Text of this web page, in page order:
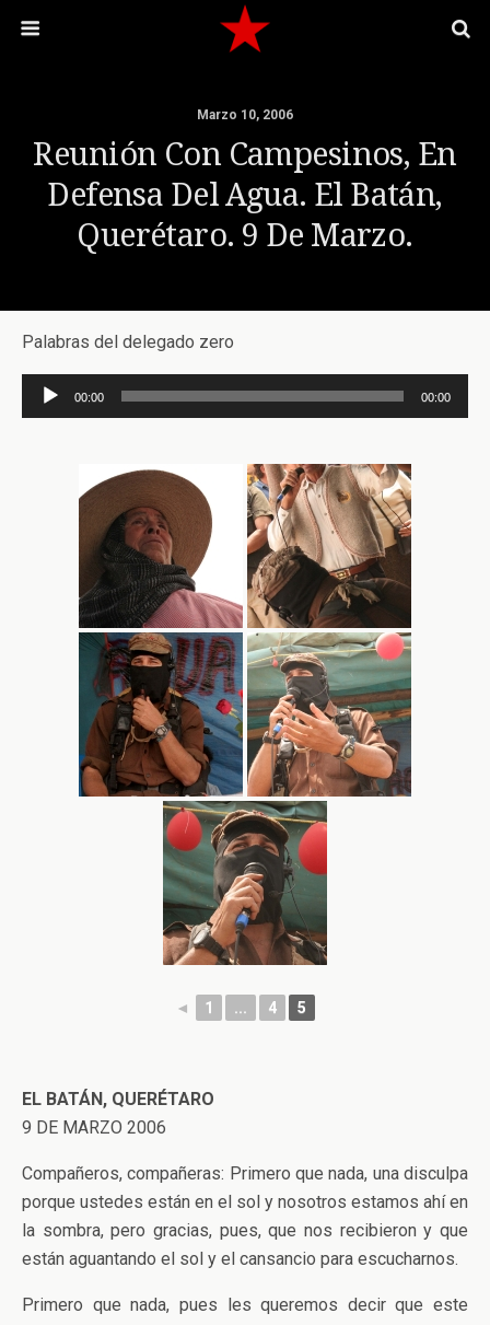
Marzo 10, 2006
Reunión Con Campesinos, En
Defensa Del Agua. El Batán,
Querétaro. 9 De Marzo.
Palabras del delegado zero
Reproductor
de
00:00 00:00
◄ 1 ... 4 5
EL BATÁN, QUERÉTARO
9 DE MARZO 2006
Compañeros, compañeras: Primero que nada, una disculpa
porque ustedes están en el sol y nosotros estamos ahí en
la sombra, pero gracias, pues, que nos recibieron y que
están aguantando el sol y el cansancio para escucharnos.
Primero que nada, pues les queremos decir que este